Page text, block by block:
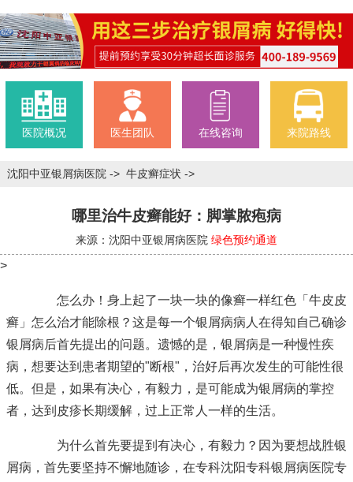
医院概况 医生团队 在线咨询 来院路线
沈阳中亚银屑病医院 -> 牛皮癣症状 ->
哪里治牛皮癣能好：脚掌脓疱病
来源：沈阳中亚银屑病医院 绿色预约通道
>
怎么办！身上起了一块一块的像癣一样红色「牛皮皮
癣」怎么治才能除根？这是每一个银屑病病人在得知自己确诊
银屑病后首先提出的问题。遗憾的是，银屑病是一种慢性疾
病，想要达到患者期望的"断根"，治好后再次发生的可能性很
低。但是，如果有决心，有毅力，是可能成为银屑病的掌控
者，达到皮疹长期缓解，过上正常人一样的生活。
为什么首先要提到有决心，有毅力？因为要想战胜银
屑病，首先要坚持不懈地随诊，在专科沈阳专科银屑病医院专